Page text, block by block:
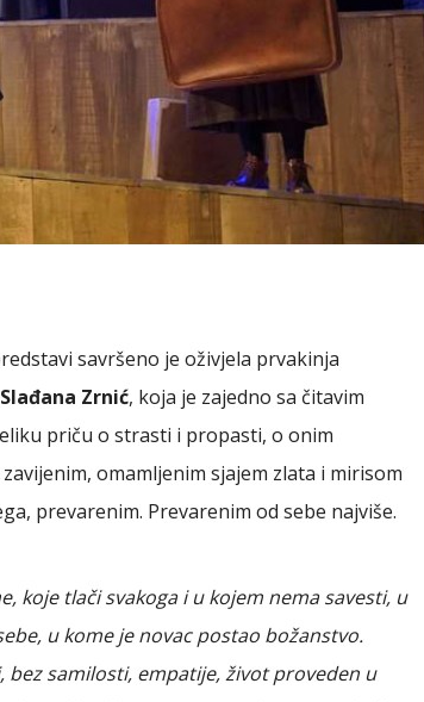
savršeno je oživjela prvakinja
Slađana Zrnić, koja je zajedno sa čitavim
priču o strasti i propasti, o onim
omamljenim sjajem zlata i mirisom
prevarenim. Prevarenim od sebe najviše.
koje tlači svakoga i u kojem nema savesti, u
u kome je novac postao božanstvo.
bez samilosti, empatije, život proveden u